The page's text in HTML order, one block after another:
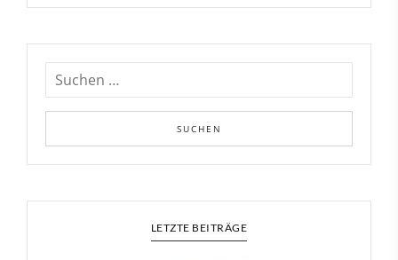
LETZTE BEITRÄGE